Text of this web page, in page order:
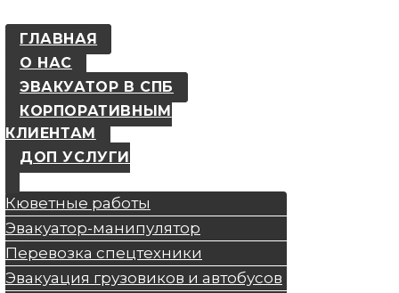
ГЛАВНАЯ
О НАС
ЭВАКУАТОР В СПБ
КОРПОРАТИВНЫМ
КЛИЕНТАМ
ДОП УСЛУГИ
Кюветные работы
Эвакуатор-манипулятор
Перевозка спецтехники
Эвакуация грузовиков и автобусов